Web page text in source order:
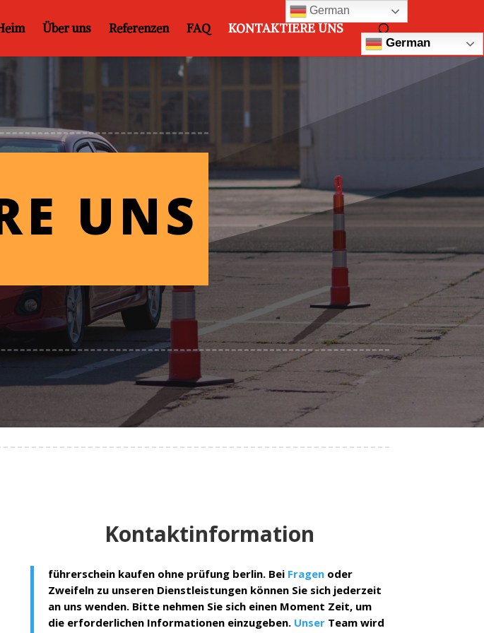
Über uns Referenzen FAQ KONTAKTIERE UNS
German
UNS
Kontaktinformation
führerschein kaufen ohne prüfung berlin. Bei Fragenoder
Zweifeln zu unseren Dienstleistungen können Sie sich jederzeit
an uns wenden. Bitte nehmen Sie sich einen Moment Zeit, um
die erforderlichen Informationen einzugeben. UnserTeam wird
German